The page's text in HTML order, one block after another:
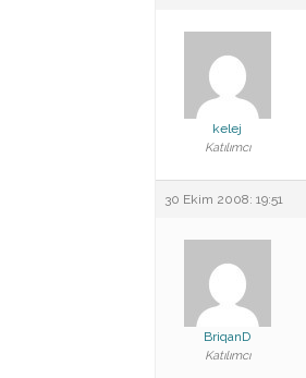
kelej
Katılımcı
30 Ekim 2008: 19:51
BriqanD
Katılımcı